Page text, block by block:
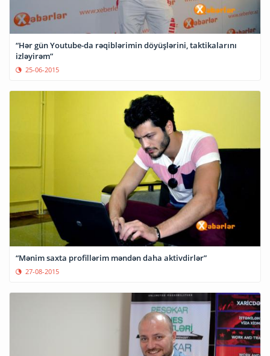
“Hər gün Youtube-da rəqiblərimin döyüşlərini, taktikalarını
izləyirəm”
25-06-2015
“Mənim saxta profillərim məndən daha aktivdirlər”
27-08-2015